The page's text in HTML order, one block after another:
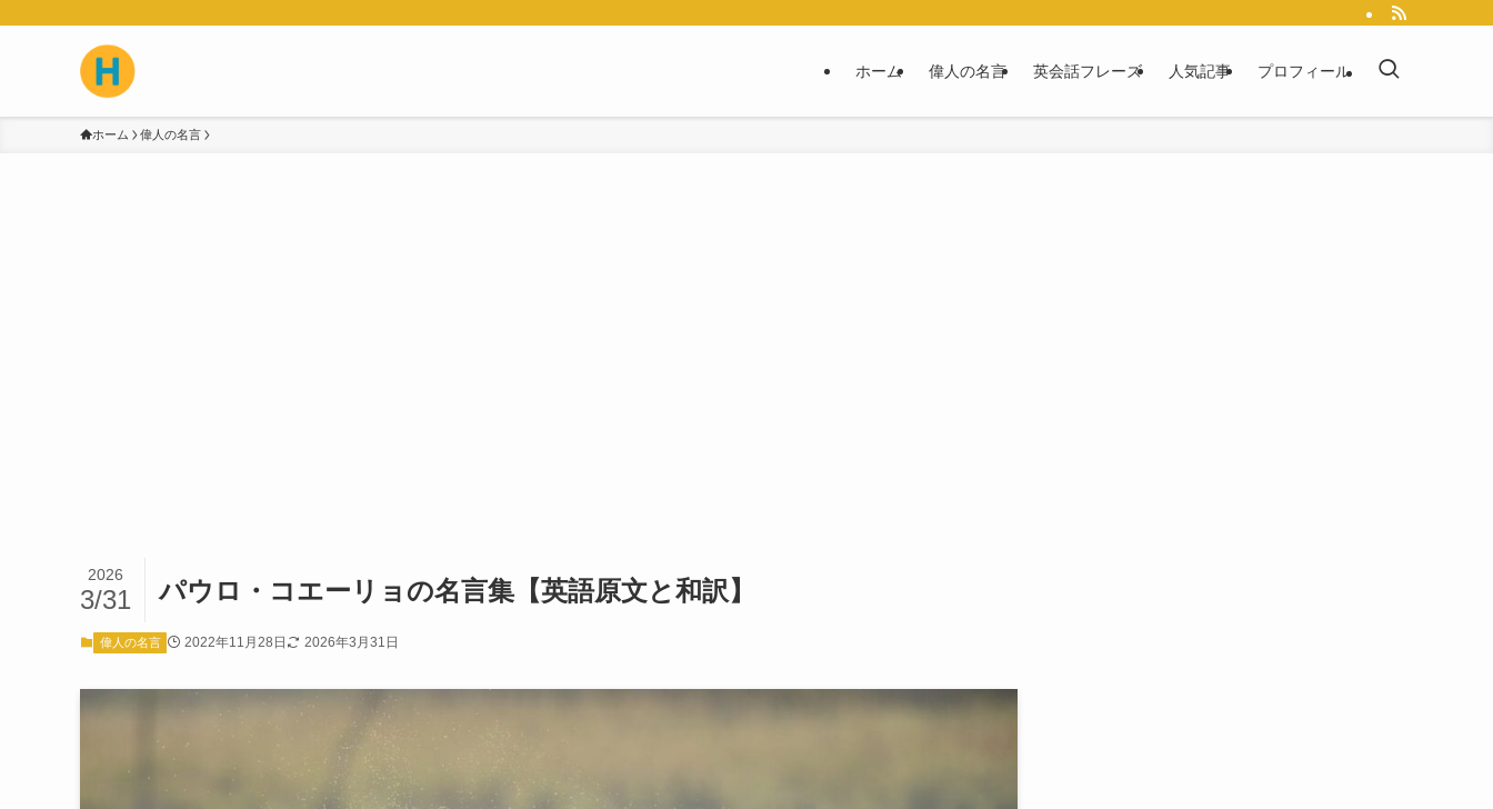
ホーム 偉人の名言 英会話フレーズ 人気記事 プロフィール
ホーム 偉人の名言
パウロ・コエーリョの名言集【英語原文と和訳】
2026
3/31
偉人の名言 2022年11月28日 2026年3月31日